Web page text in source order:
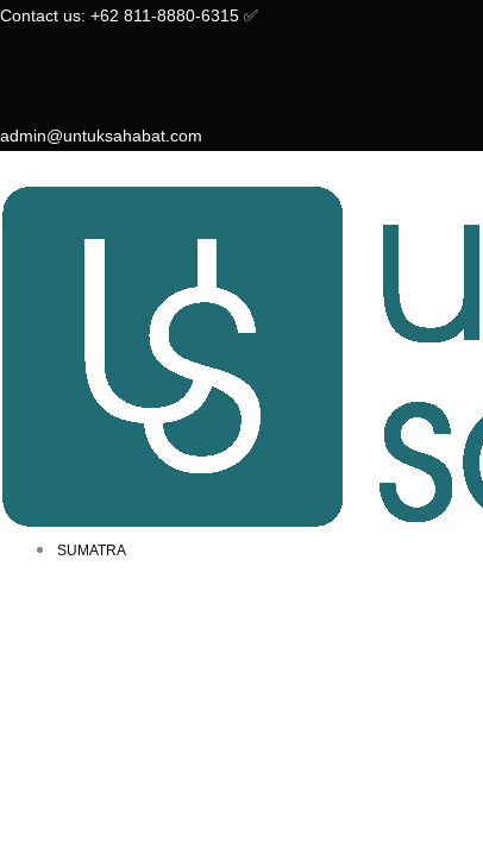
Skip
Contact us: +62 811-8880-6315 ✅︎
admin@untuksahabat.com
SUMATRA